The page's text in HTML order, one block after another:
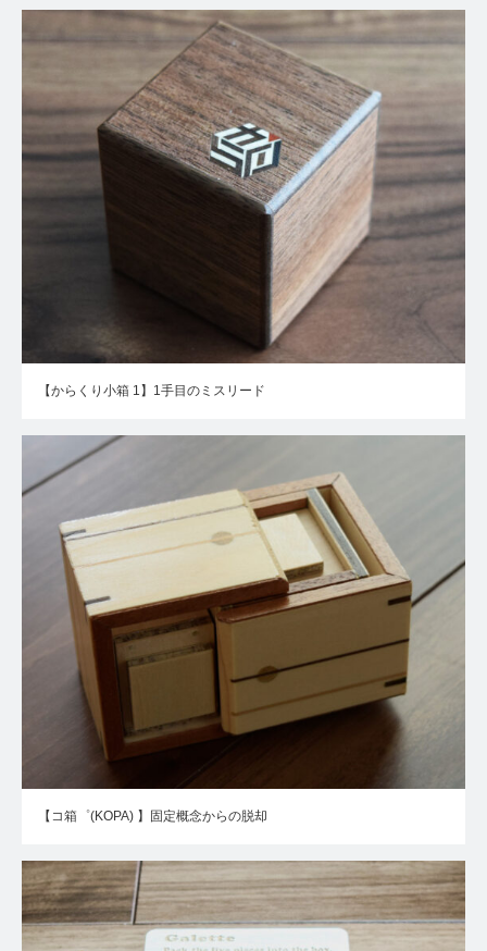
【からくり小箱 1】1手目のミスリード
【コ箱゜(KOPA) 】固定概念からの脱却